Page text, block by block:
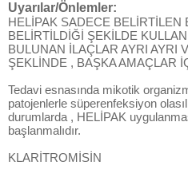
Uyarılar/Önlemler:
HELİPAK SADECE BELİRTİLEN
BELİRTİLDİĞİ ŞEKİLDE
BULUNAN İLAÇLAR AYRI AYRI
ŞEKLİNDE , BAŞKA AMAÇLAR
Tedavi esnasında mikotik
patojenlerle süperenfeksiyon
durumlarda , HELİPAK
başlanmalıdır.
KLARİTROMİSİN